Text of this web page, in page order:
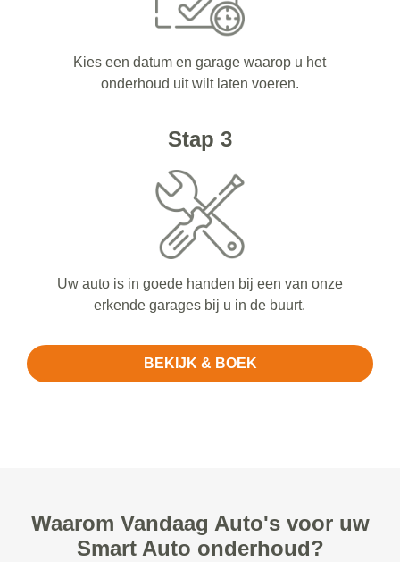
Kies een datum en garage waarop u het
onderhoud uit wilt laten voeren.
Stap 3
Uw auto is in goede handen bij een van onze
erkende garages bij u in de buurt.
BEKIJK & BOEK
Waarom Vandaag Auto's voor uw
Smart Auto onderhoud?